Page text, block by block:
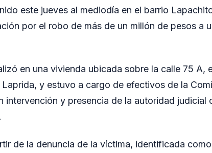
este jueves al mediodía en el barrio
por el robo de más de un millón de pesos a
en una vivienda ubicada sobre la calle 75 A,
y estuvo a cargo de efectivos de la
intervención y presencia de la autoridad judicial
de la denuncia de la víctima, identificada